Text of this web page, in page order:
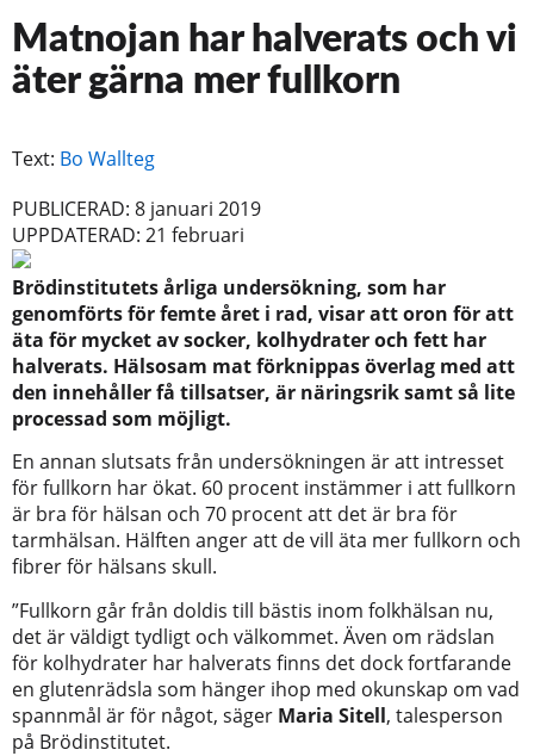
Matnojan har halverats och vi
äter gärna mer fullkorn
Text: Bo Wallteg
PUBLICERAD: 8 januari 2019
UPPDATERAD: 21 februari
Brödinstitutets årliga undersökning, som har
genomförts för femte året i rad, visar att oron för att
äta för mycket av socker, kolhydrater och fett har
halverats. Hälsosam mat förknippas överlag med att
den innehåller få tillsatser, är näringsrik samt så lite
processad som möjligt.
En annan slutsats från undersökningen är att intresset
för fullkorn har ökat. 60 procent instämmer i att fullkorn
är bra för hälsan och 70 procent att det är bra för
tarmhälsan. Hälften anger att de vill äta mer fullkorn och
fibrer för hälsans skull.
”Fullkorn går från doldis till bästis inom folkhälsan nu,
det är väldigt tydligt och välkommet. Även om rädslan
för kolhydrater har halverats finns det dock fortfarande
en glutenrädsla som hänger ihop med okunskap om vad
spannmål är för något, säger Maria Sitell, talesperson
på Brödinstitutet.